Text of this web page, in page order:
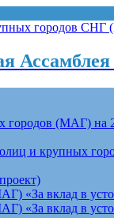
городов (МАГ) на
и крупных
вклад в
«За вклад в